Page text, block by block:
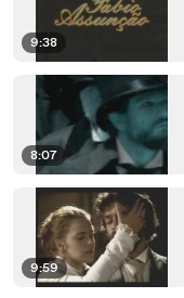
9:38
8:07
9:59